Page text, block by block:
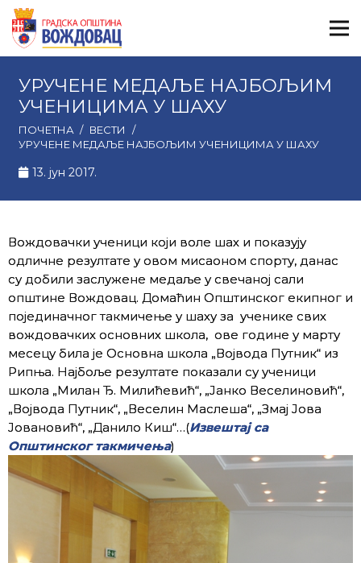
УРУЧЕНЕ МЕДАЉЕ НАЈБОЉИМ
УЧЕНИЦИМА У ШАХУ
ПОЧЕТНА / ВЕСТИ
/
УРУЧЕНЕ МЕДАЉЕ НАЈБОЉИМ УЧЕНИЦИМА У ШАХУ
13. јун 2017.
Вождовачки ученици који воле шах и показују
одличне резултате у овом мисаоном спорту, данас
су добили заслужене медаље у свечаној сали
општине Вождовац. Домаћин Општинског екипног и
појединачног такмичење у шаху за ученике свих
вождовачких основних школа, ове године у марту
месецу била је Основна школа „Војвода Путник“ из
Рипња. Најбоље резултате показали су ученици
школа „Милан Ђ. Милићевић“, „Јанко Веселиновић“,
„Војвода Путник“, „Веселин Маслеша“, „Змај Јова
Јовановић“, „Данило Киш“…(Извештај са
Општинског такмичења)